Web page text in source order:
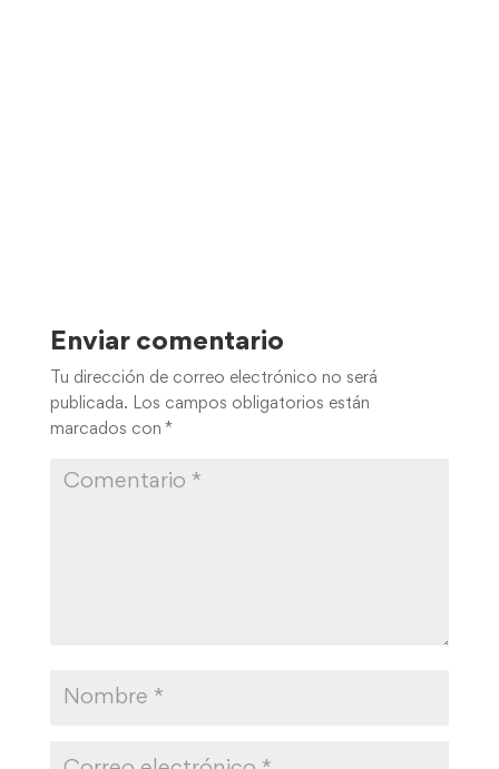
Enviar comentario
Tu dirección de correo electrónico no será
publicada. Los campos obligatorios están
marcados con *